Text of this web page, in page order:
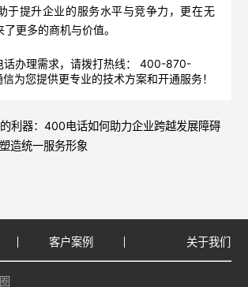
于提升企业的服务水平与竞争力，更在无
更多的商机与价值。
话办理需求，请拨打热线： 400-870-
信为您提供更专业的技术方案和开通服务！
利器：400电话如何助力企业跨越发展障碍
造统一服务形象
客户案例 关于我们